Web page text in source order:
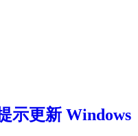
示更新 Windows